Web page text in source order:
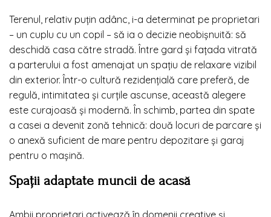
Terenul, relativ puțin adânc, i-a determinat pe proprietari
– un cuplu cu un copil – să ia o decizie neobișnuită: să
deschidă casa către stradă. Între gard și fațada vitrată
a parterului a fost amenajat un spațiu de relaxare vizibil
din exterior. Într-o cultură rezidențială care preferă, de
regulă, intimitatea și curțile ascunse, această alegere
este curajoasă și modernă. În schimb, partea din spate
a casei a devenit zonă tehnică: două locuri de parcare și
o anexă suficient de mare pentru depozitare și garaj
pentru o mașină.
Spații adaptate muncii de acasă
Ambii proprietari activează în domenii creative și